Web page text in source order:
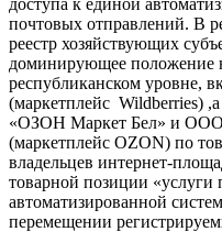
почтовых отправлений. В
реестр хозяйствующих
доминирующее положение
республиканском
(маркетплейс Wildberries)
«ОЗОН Маркет Бел» и ООО
(маркетплейс OZON) по
владельцев интернет-
товарной позиции «услуги
автоматизированной
перемещении